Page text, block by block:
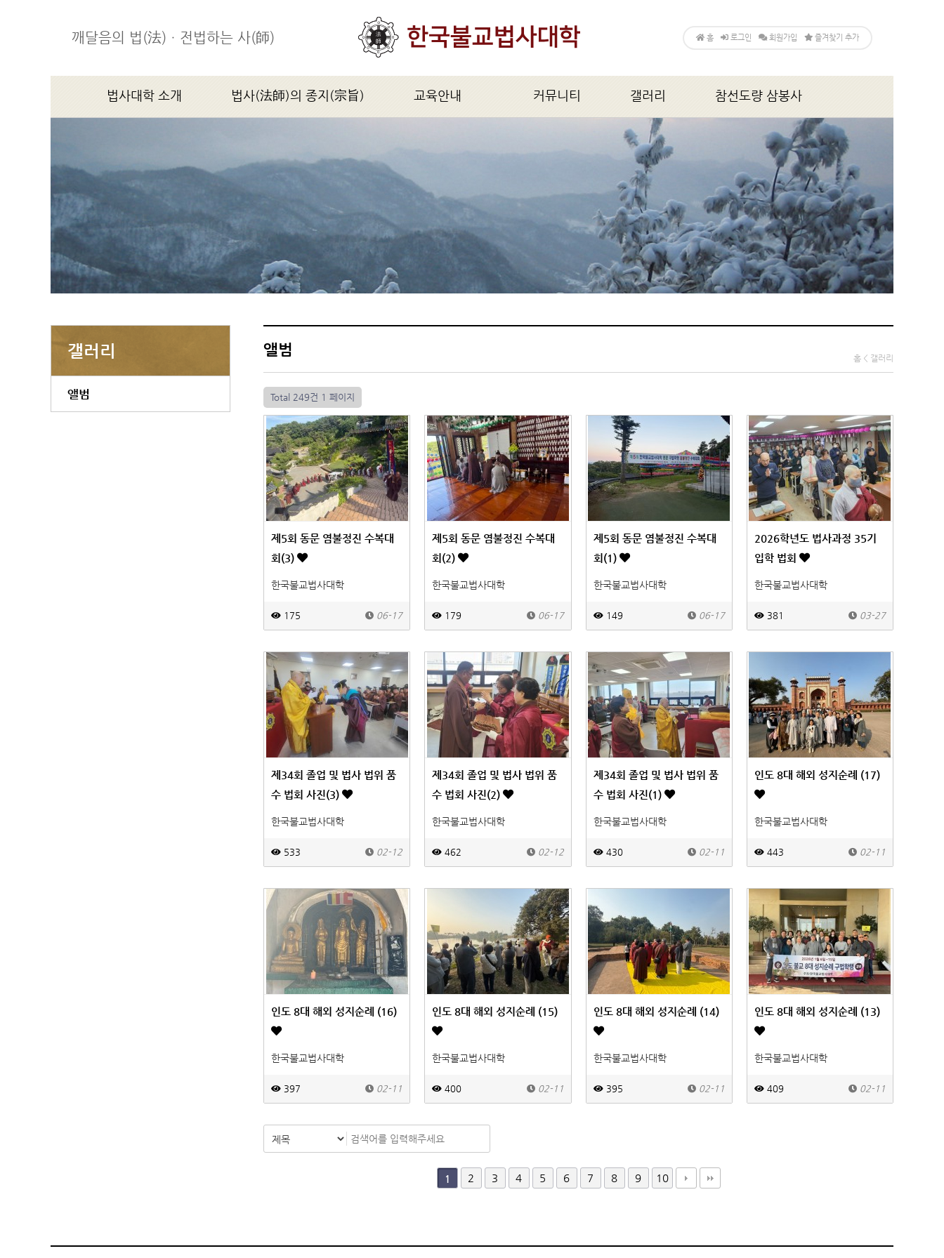
깨달음의 법(法)ㆍ전법하는 사(師) 홈 로그인 회원가입 즐겨찾기 추가
법사대학 소개
조직기구
법사(法師)의 종지(宗旨) 교육안내
법사과정(1년)
불학연구원과정(5년)
불교의식과정(특별과정)
커뮤니티
법사불교신문
문의 및 답변
갤러리
앨범
참선도량 삼봉사
게시판
갤러리
찾아오시는 길
갤러리
앨범
앨범 홈 < 갤러리
Total 249건 1 페이지
제5회 동문 염불정진 수복대
회(3)
한국불교법사대학
175 06-17
제5회 동문 염불정진 수복대
회(2)
한국불교법사대학
179 06-17
제5회 동문 염불정진 수복대
회(1)
한국불교법사대학
149 06-17
2026학년도 법사과정 35기
입학 법회
한국불교법사대학
381 03-27
제34회 졸업 및 법사 법위 품
수 법회 사진(3)
한국불교법사대학
533 02-12
제34회 졸업 및 법사 법위 품
수 법회 사진(2)
한국불교법사대학
462 02-12
제34회 졸업 및 법사 법위 품
수 법회 사진(1)
한국불교법사대학
430 02-11
인도 8대 해외 성지순례 (17)
한국불교법사대학
443 02-11
인도 8대 해외 성지순례 (16)
한국불교법사대학
397 02-11
인도 8대 해외 성지순례 (15)
한국불교법사대학
400 02-11
인도 8대 해외 성지순례 (14)
한국불교법사대학
395 02-11
인도 8대 해외 성지순례 (13)
한국불교법사대학
409 02-11
1 2 3 4 5 6 7 8 9 10